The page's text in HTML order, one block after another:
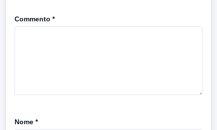
Commento *
Nome *